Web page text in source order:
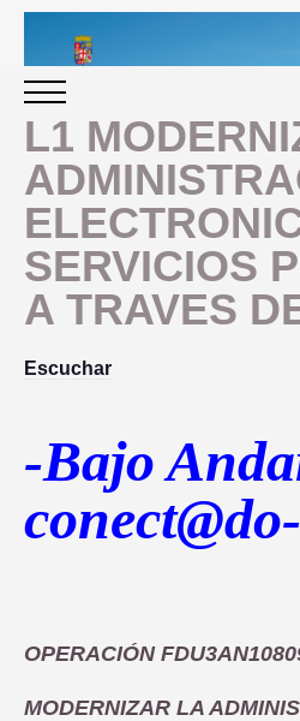
INICIO
PERIODO 2014-2020
PROGRAMACIÓN
PRESENTACION
PLAN IMPLEMENTACIÓN
LINEA 2:
LINEA 3: ACCIONES PARA
OBJETIVO TEMATICO 6
LINEA 4: REHABILITACION
OBJETIVO TEMATICO 9
CONVOCATORIAS
EVALUACIÓN
OBJETIVOS
NOTICIAS
BUENAS PRÁCTICAS
L1
SERVICIOS
A TRAVES
Escuchar
-Bajo
conect@do-
OPERACIÓN
MODERNIZAR LA